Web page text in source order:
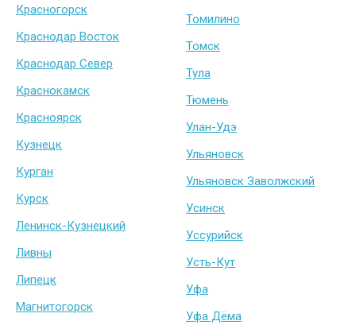
Красногорск
Краснодар Восток
Краснодар Север
Краснокамск
Красноярск
Кузнецк
Курган
Курск
Ленинск-Кузнецкий
Ливны
Липецк
Магнитогорск
Томилино
Томск
Тула
Тюмень
Улан-Удэ
Ульяновск
Ульяновск Заволжский
Усинск
Уссурийск
Усть-Кут
Уфа
Уфа Дёма